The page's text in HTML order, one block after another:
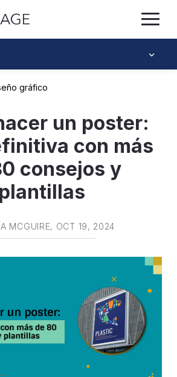
gráfico
un poster:
con más
consejos y
plantillas
MCGUIRE, OCT 19, 2024